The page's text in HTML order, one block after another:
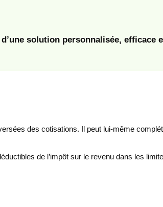
solution personnalisée, efficace
des cotisations. Il peut lui-même
de l’impôt sur le revenu dans les